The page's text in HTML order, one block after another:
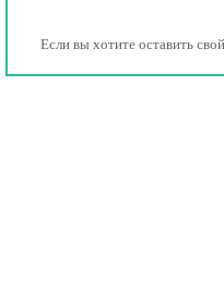
Если вы хотите оставить